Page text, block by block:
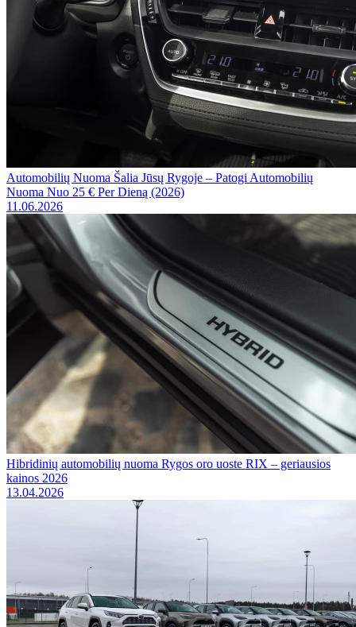
Automobilių Nuoma Šalia Jūsų Rygoje – Patogi Automobilių
Nuoma Nuo 25 € Per Dieną (2026)
11.06.2026
Hibridinių automobilių nuoma Rygos oro uoste RIX – geriausios
kainos 2026
13.04.2026